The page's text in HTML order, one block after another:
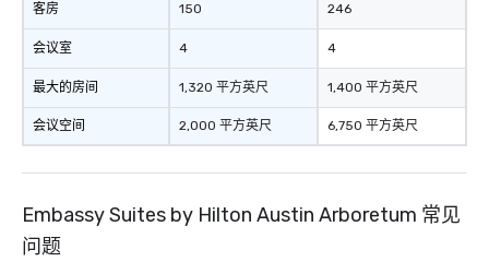
客房
会议室
最大的房间
会议空间
150
4
1,320 平方英尺
2,000 平方英尺
246
4
1,400 平方英尺
6,750 平方英尺
Embassy Suites by Hilton Austin Arboretum 常见
问题